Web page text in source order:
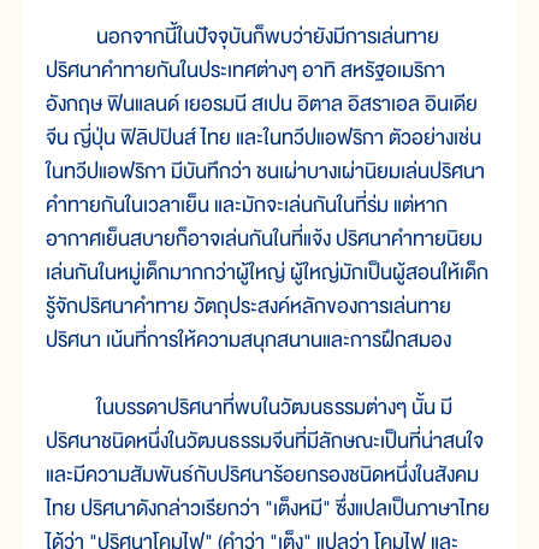
นอกจากนี้ในปัจจุบันก็พบว่ายังมีการเล่นทาย
ปริศนาคำทายกันในประเทศต่างๆ อาทิ สหรัฐอเมริกา
อังกฤษ ฟินแลนด์ เยอรมนี สเปน อิตาล อิสราเอล อินเดีย
จีน ญี่ปุ่น ฟิลิปปินส์ ไทย และในทวีปแอฟริกา ตัวอย่างเช่น
ในทวีปแอฟริกา มีบันทึกว่า ชนเผ่าบางเผ่านิยมเล่นปริศนา
คำทายกันในเวลาเย็น และมักจะเล่นกันในที่ร่ม แต่หาก
อากาศเย็นสบายก็อาจเล่นกันในที่แจ้ง ปริศนาคำทายนิยม
เล่นกันในหมู่เด็กมากกว่าผู้ใหญ่ ผู้ใหญ่มักเป็นผู้สอนให้เด็ก
รู้จักปริศนาคำทาย วัตถุประสงค์หลักของการเล่นทาย
ปริศนา เน้นที่การให้ความสนุกสนานและการฝึกสมอง
ในบรรดาปริศนาที่พบในวัฒนธรรมต่างๆ นั้น มี
ปริศนาชนิดหนึ่งในวัฒนธรรมจีนที่มีลักษณะเป็นที่น่าสนใจ
และมีความสัมพันธ์กับปริศนาร้อยกรองชนิดหนึ่งในสังคม
ไทย ปริศนาดังกล่าวเรียกว่า "เต็งหมี" ซึ่งแปลเป็นภาษาไทย